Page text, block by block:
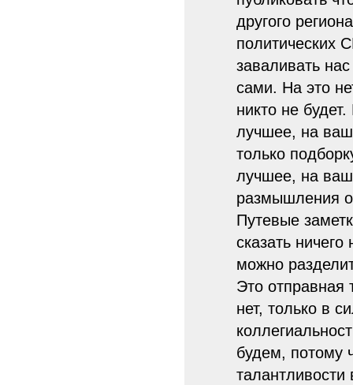
другого
политических
заваливать
сами. На это
никто не
лучшее, на ваш
только
лучшее, на
размышления о
Путевые
сказать
можно
Это отправная
нет, только в
будем, потому